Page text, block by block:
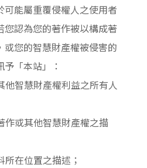
能屬重覆侵權人之使用者
您認為您的著作被以構成著
您的智慧財產權被侵害的
「本站」：
他智慧財產權利益之所有人
作或其他智慧財產權之描
在位置之描述；